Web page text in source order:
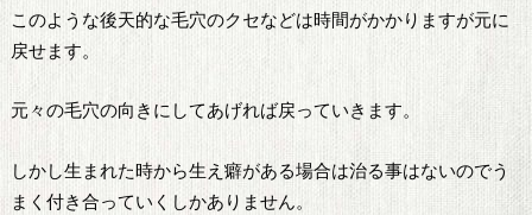
このような後天的な毛穴のクセなどは時間がかかりますが元に
戻せます。
元々の毛穴の向きにしてあげれば戻っていきます。
しかし生まれた時から生え癖がある場合は治る事はないのでう
まく付き合っていくしかありません。